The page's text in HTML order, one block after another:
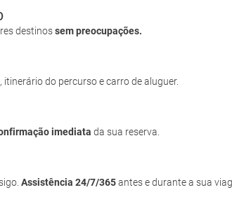
destinossem preocupações.
itinerário do percurso e carro de aluguer.
imediata da sua reserva.
Assistência 24/7/365antes e durante a sua